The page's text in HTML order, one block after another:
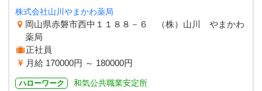
株式会社山川やまかわ薬局
岡山県赤磐市西中１１８８－６ （株）山川 やまかわ
薬局
正社員
月給 170000円 ～ 180000円
ハローワーク 和気公共職業安定所